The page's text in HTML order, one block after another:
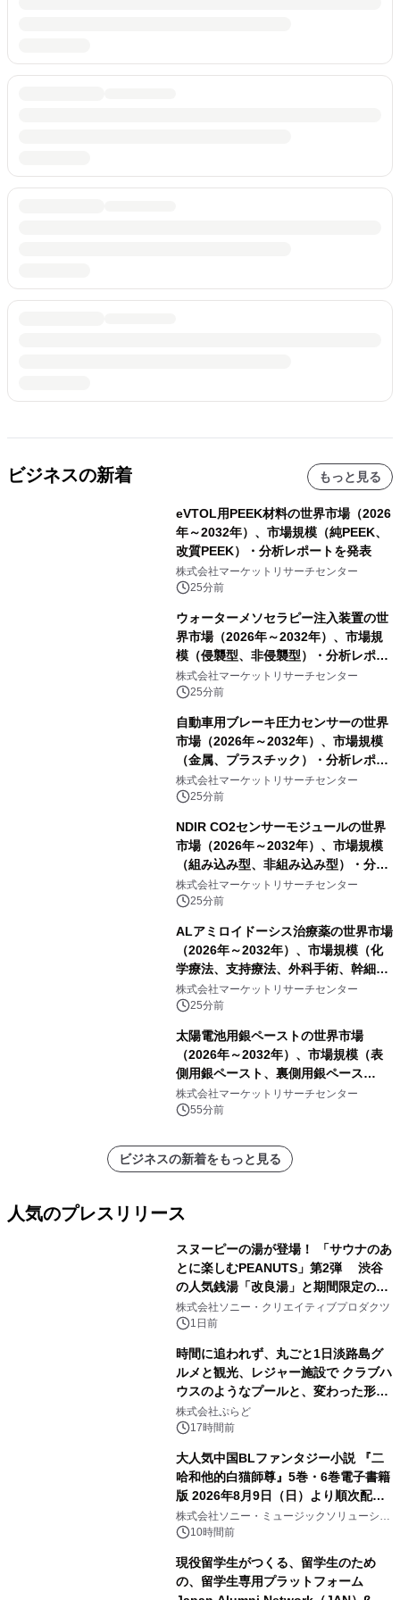
ビジネスの新着 もっと見る
eVTOL用PEEK材料の世界市場（2026
年～2032年）、市場規模（純PEEK、
改質PEEK）・分析レポートを発表
株式会社マーケットリサーチセンター
25分前
ウォーターメソセラピー注入装置の世
界市場（2026年～2032年）、市場規
模（侵襲型、非侵襲型）・分析レポー
トを発表
株式会社マーケットリサーチセンター
25分前
自動車用ブレーキ圧力センサーの世界
市場（2026年～2032年）、市場規模
（金属、プラスチック）・分析レポー
トを発表
株式会社マーケットリサーチセンター
25分前
NDIR CO2センサーモジュールの世界
市場（2026年～2032年）、市場規模
（組み込み型、非組み込み型）・分析
レポートを発表
株式会社マーケットリサーチセンター
25分前
ALアミロイドーシス治療薬の世界市場
（2026年～2032年）、市場規模（化
学療法、支持療法、外科手術、幹細胞
移植、標的療法）・分析レポートを発
表
株式会社マーケットリサーチセンター
25分前
太陽電池用銀ペーストの世界市場
（2026年～2032年）、市場規模（表
側用銀ペースト、裏側用銀ペース
ト）・分析レポートを発表
株式会社マーケットリサーチセンター
55分前
ビジネスの新着をもっと見る
人気のプレスリリース
スヌーピーの湯が登場！ 「サウナのあ
とに楽しむPEANUTS」第2弾 渋谷
の人気銭湯「改良湯」と期間限定のコ
ラボレーション サウナイキタイコラ
ボグッズも発売決定！
株式会社ソニー・クリエイティブプロダクツ
1日前
時間に追われず、丸ごと1日淡路島グ
ルメと観光、レジャー施設で クラブハ
ウスのようなプールと、変わった形の
サウナも 「THE BOXY AWAJI」のお
得な素泊まり連泊プランで
株式会社ぷらど
17時間前
大人気中国BLファンタジー小説 『二
哈和他的白猫師尊』5巻・6巻電子書籍
版 2026年8月9日（日）より順次配信
開始
株式会社ソニー・ミュージックソリューショ
ンズ10時間前
現役留学生がつくる、留学生のため
の、留学生専用プラットフォーム